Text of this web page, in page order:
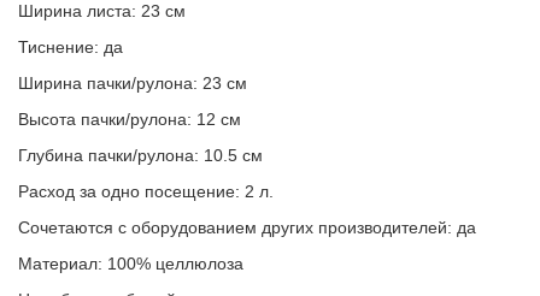
Ширина листа: 23 см
Тиснение: да
Ширина пачки/рулона: 23 см
Высота пачки/рулона: 12 см
Глубина пачки/рулона: 10.5 см
Расход за одно посещение: 2 л.
Сочетаются с оборудованием других производителей: да
Материал: 100% целлюлоза